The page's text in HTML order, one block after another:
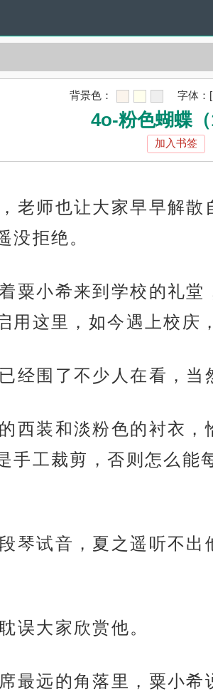
背景色： 字体： [
4o-粉色蝴蝶（
加入书签
老师也让大家早早解
没拒绝。
粟小希来到学校的礼
用这里，如今遇上校庆
经围了不少人在看，当
西装和淡粉色的衬衣
手工裁剪，否则怎么能
琴试音，夏之遥听不
误大家欣赏他。
最远的角落里，粟小